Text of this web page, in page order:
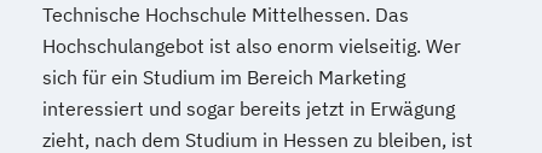
Technische Hochschule Mittelhessen. Das
Hochschulangebot ist also enorm vielseitig. Wer
sich für ein Studium im Bereich Marketing
interessiert und sogar bereits jetzt in Erwägung
zieht, nach dem Studium in Hessen zu bleiben, ist